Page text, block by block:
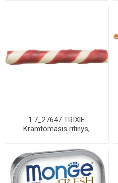
1.7_27647 TRIXIE
Kramtomasis ritinys,